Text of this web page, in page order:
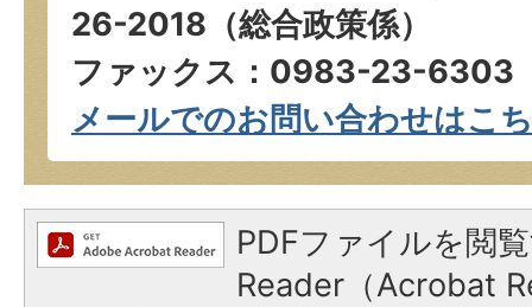
26-2018（総合政策係）
ファックス：0983-23-6303
メールでのお問い合わせはこ
PDFファイルを閲
Reader（Acrobat